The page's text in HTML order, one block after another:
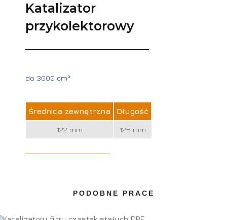
Katalizator
przykolektorowy
do 3000 cm³
Średnica zewnętrzna Długość
122 mm 125 mm
PODOBNE PRACE